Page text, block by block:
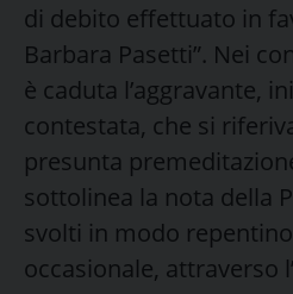
di debito effettuato in
Barbara Pasetti”. Nei
è caduta l’aggravante,
contestata, che si
presunta
sottolinea la nota della
svolti in modo
occasionale, attraverso